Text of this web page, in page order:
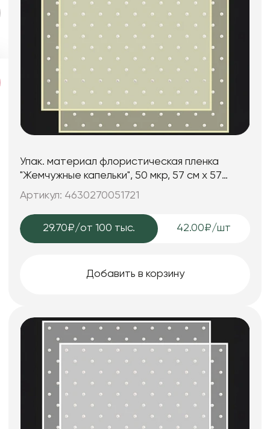
Упак. материал флористическая пленка
"Жемчужные капельки", 50 мкр, 57 см х 57
см,20 листов/упак. беж
Артикул: 4630270051721
29.70₽/от 100 тыс. 42.00₽/шт
Добавить в корзину